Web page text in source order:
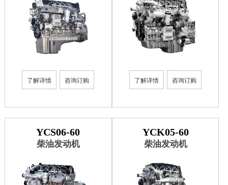
了解详情 咨询订购 了解详情 咨询订购
YCS06-60
柴油发动机
YCK05-60
柴油发动机